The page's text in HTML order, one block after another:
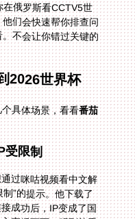
2026世界杯
具体场景，看看番茄
受限制
过咪咕视频看中文解
”的提示。他下载了
成功后，IP变成了国
利进入直播页面，听到熟悉
他还把加速器分享给同宿舍